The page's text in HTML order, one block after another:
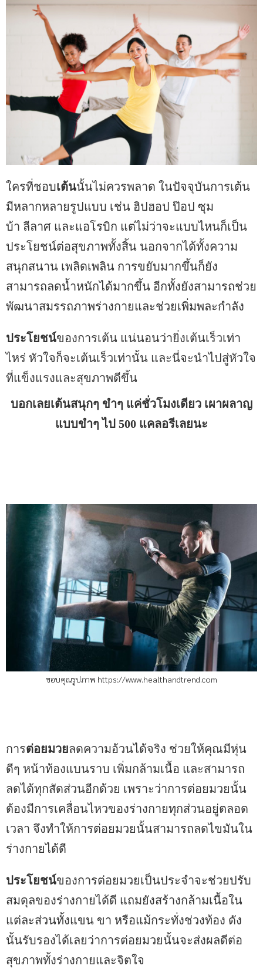
ใครที่ชอบเต้นนั้นไม่ควรพลาด ในปัจจุบันการเต้น
มีหลากหลายรูปแบบ เช่น ฮิปฮอป ป๊อป ซุม
บ้า ลีลาศ และแอโรบิก แต่ไม่ว่าจะแบบไหนก็เป็น
ประโยชน์ต่อสุขภาพทั้งสิ้น นอกจากได้ทั้งความ
สนุกสนาน เพลิดเพลิน การขยับมากขึ้นก็ยัง
สามารถลดน้ำหนักได้มากขึ้น อีกทั้งยังสามารถช่วย
พัฒนาสมรรถภาพร่างกายและช่วยเพิ่มพละกำลัง
ประโยชน์ของการเต้น แน่นอนว่ายิ่งเต้นเร็วเท่า
ไหร่ หัวใจก็จะเต้นเร็วเท่านั้น และนี่จะนำไปสู่หัวใจ
ที่แข็งแรงและสุขภาพดีขึ้น
บอกเลยเต้นสนุกๆ ขำๆ แค่ชั่วโมงเดียว เผาผลาญ
แบบขำๆ ไป 500 แคลอรีเลยนะ
ขอบคุณรูปภาพ https://www.healthandtrend.com
การต่อยมวยลดความอ้วนได้จริง ช่วยให้คุณมีหุ่น
ดีๆ หน้าท้องแบนราบ เพิ่มกล้ามเนื้อ และสามารถ
ลดได้ทุกสัดส่วนอีกด้วย เพราะว่าการต่อยมวยนั้น
ต้องมีการเคลื่อนไหวของร่างกายทุกส่วนอยู่ตลอด
เวลา จึงทำให้การต่อยมวยนั้นสามารถลดไขมันใน
ร่างกายได้ดี
ประโยชน์ของการต่อยมวยเป็นประจำจะช่วยปรับ
สมดุลของร่างกายได้ดี แถมยังสร้างกล้ามเนื้อใน
แต่ละส่วนทั้งแขน ขา หรือแม้กระทั่งช่วงท้อง ดัง
นั้นรับรองได้เลยว่าการต่อยมวยนั้นจะส่งผลดีต่อ
สุขภาพทั้งร่างกายและจิตใจ